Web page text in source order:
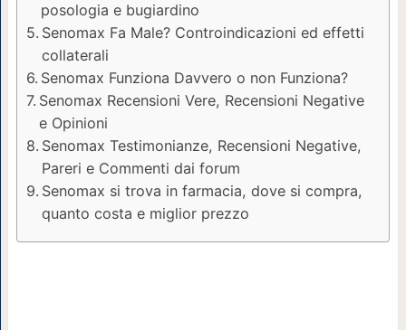
posologia e bugiardino
Senomax Fa Male? Controindicazioni ed effetti
collaterali
Senomax Funziona Davvero o non Funziona?
Senomax Recensioni Vere, Recensioni Negative
e Opinioni
Senomax Testimonianze, Recensioni Negative,
Pareri e Commenti dai forum
Senomax si trova in farmacia, dove si compra,
quanto costa e miglior prezzo